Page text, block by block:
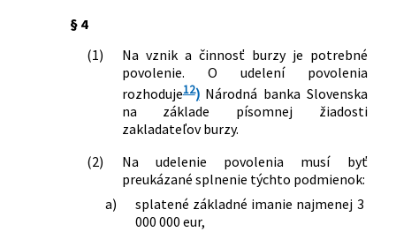
§ 4
(1)
Na vznik a činnosť burzy je potrebné
povolenie. O udelení povolenia
rozhoduje12)Národná banka Slovenska
na základe písomnej žiadosti
zakladateľov burzy.
(2)
Na udelenie povolenia musí byť
preukázané splnenie týchto podmienok:
a)
splatené základné imanie najmenej 3
000 000 eur,